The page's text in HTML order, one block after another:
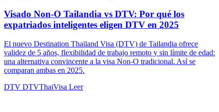
Visado Non-O Tailandia vs DTV: Por qué los
expatriados inteligentes eligen DTV en 2025
El nuevo Destination Thailand Visa (DTV) de Tailandia ofrece
validez de 5 años, flexibilidad de trabajo remoto y sin límite de edad:
una alternativa convincente a la visa Non-O tradicional. Así se
comparan ambas en 2025.
DTV DTVThaiVisa Leer